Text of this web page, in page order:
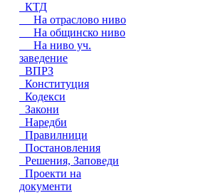
КТД
На отраслово ниво
На общинско ниво
На ниво уч.
заведение
ВПРЗ
Конституция
Кодекси
Закони
Наредби
Правилници
Постановления
Решения, Заповеди
Проекти на
документи